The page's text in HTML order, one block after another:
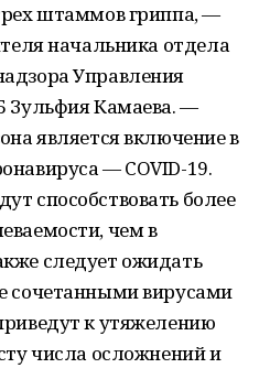
штаммов гриппа, —
начальника отдела
Управления
Зульфия Камаева. —
является включение в
— COVID-19.
способствовать более
чем в
следует ожидать
сочетанными вирусами
к утяжелению
числа осложнений и